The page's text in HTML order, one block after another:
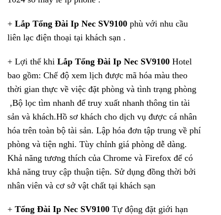
+ Lắp Tổng Đài Ip Nec SV9100 phù với nhu cầu
liên lạc điện thoại tại khách sạn .
+ Lợi thế khi Lắp Tổng Đài Ip Nec SV9100 Hotel
bao gồm: Chế độ xem lịch được mã hóa màu theo
thời gian thực về việc đặt phòng và tình trạng phòng
,Bộ lọc tìm nhanh để truy xuất nhanh thông tin tài
sản và khách.Hồ sơ khách cho dịch vụ được cá nhân
hóa trên toàn bộ tài sản. Lập hóa đơn tập trung về phí
phòng và tiện nghi. Tùy chỉnh giá phòng dễ dàng.
Khả năng tương thích của Chrome và Firefox để có
khả năng truy cập thuận tiện. Sử dụng đồng thời bởi
nhân viên và cơ sở vật chất tại khách sạn
+ Tổng Đài Ip Nec SV9100 Tự động đặt giới hạn